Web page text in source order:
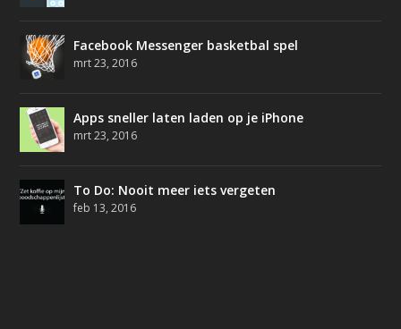
Facebook Messenger basketbal spel
mrt 23, 2016
Apps sneller laten laden op je iPhone
mrt 23, 2016
To Do: Nooit meer iets vergeten
feb 13, 2016